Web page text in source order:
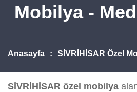
Mobilya -
Anasayfa SİVRİHİSAR Özel
SİVRİHİSAR özel mobilya